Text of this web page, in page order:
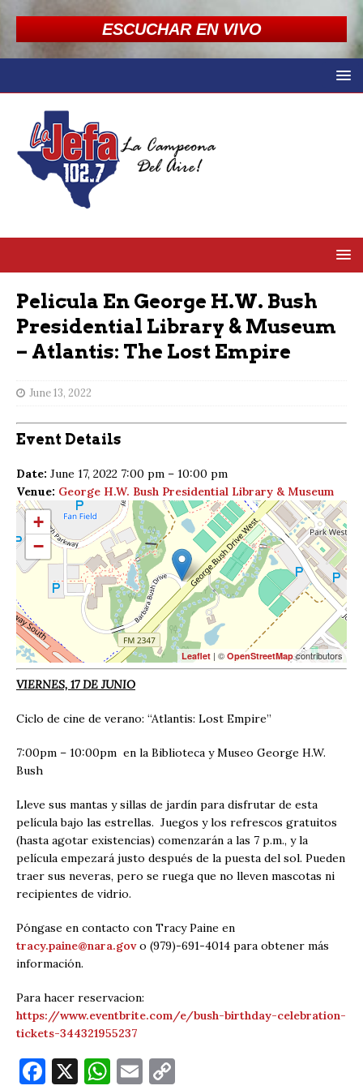
ESCUCHAR EN VIVO
Pelicula En George H.W. Bush
Presidential Library & Museum
– Atlantis: The Lost Empire
June 13, 2022
Event Details
Date: June 17, 2022 7:00 pm – 10:00 pm
Venue: George H.W. Bush Presidential Library & Museum
+
−
Leaflet | © OpenStreetMapcontributors
VIERNES, 17 DE JUNIO
Ciclo de cine de verano: “Atlantis: Lost Empire”
7:00pm – 10:00pm en la Biblioteca y Museo George H.W.
Bush
Lleve sus mantas y sillas de jardín para disfrutar de esta
película bajo las estrellas. Juegos y los refrescos gratuitos
(hasta agotar existencias) comenzarán a las 7 p.m., y la
película empezará justo después de la puesta del sol. Pueden
traer sus neveras, pero se ruega que no lleven mascotas ni
recipientes de vidrio.
Póngase en contacto con Tracy Paine en
tracy.paine@nara.govo (979)-691-4014 para obtener más
información.
Para hacer reservacion:
https://www.eventbrite.com/e/bush-birthday-celebration-
tickets-344321955237
F X W E